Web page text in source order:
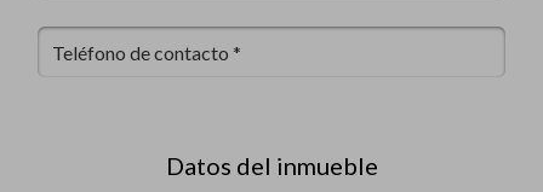
Datos del inmueble